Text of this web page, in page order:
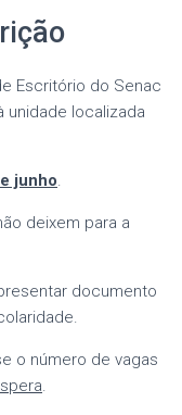
Escritório do Senac
unidade localizada
junho.
deixem para a
documento
o número de vagas
.